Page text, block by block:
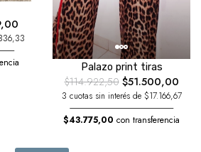
Palazo print tiras
$114.922,50$51.500,00
3 cuotas sin interés de $17.166,67
$43.775,00 con transferencia